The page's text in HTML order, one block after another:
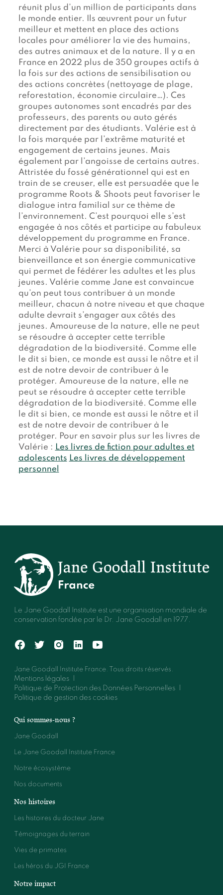
réunit plus d’un million de participants dans
le monde entier. Ils œuvrent pour un futur
meilleur et mettent en place des actions
locales pour améliorer la vie des humains,
des autres animaux et de la nature. Il y a en
France en 2022 plus de 350 groupes actifs à
la fois sur des actions de sensibilisation ou
des actions concrètes (nettoyage de plage,
reforestation, économie circulaire…). Ces
groupes autonomes sont encadrés par des
professeurs, des parents ou auto gérés
directement par des étudiants. Valérie est à
la fois marquée par l’extrême maturité et
engagement de certains jeunes. Mais
également par l’angoisse de certains autres.
Attristée du fossé générationnel qui est en
train de se creuser, elle est persuadée que le
programme Roots & Shoots peut favoriser le
dialogue intra familial sur ce thème de
l’environnement. C’est pourquoi elle s’est
engagée à nos côtés et participe au fabuleux
développement du programme en France.
Merci à Valérie pour sa disponibilité, sa
bienveillance et son énergie communicative
qui permet de fédérer les adultes et les plus
jeunes. Valérie comme Jane est convaincue
qu’on peut tous contribuer à un monde
meilleur, chacun à notre niveau et que chaque
adulte devrait s’engager aux côtés des
jeunes. Amoureuse de la nature, elle ne peut
se résoudre à accepter cette terrible
dégradation de la biodiversité. Comme elle
le dit si bien, ce monde est aussi le nôtre et il
est de notre devoir de contribuer à le
protéger. Amoureuse de la nature, elle ne
peut se résoudre à accepter cette terrible
dégradation de la biodiversité. Comme elle
le dit si bien, ce monde est aussi le nôtre et il
est de notre devoir de contribuer à le
protéger. Pour en savoir plus sur les livres de
Valérie : Les livres de fiction pour adultes et
adolescents Les livres de développement
personnel
Le Jane Goodall Institute est une organisation mondiale de
conservation fondée par le Dr. Jane Goodall en 1977.
Jane Goodall Institute France. Tous droits réservés.
Mentions légales
Politique de Protection des Données Personnelles
Politique de gestion des cookies
Qui sommes-nous ?
Jane Goodall
Le Jane Goodall Institute France
Notre écosystème
Nos documents
Nos histoires
Les histoires du docteur Jane
Témoignages du terrain
Vies de primates
Les héros du JGI France
Notre impact